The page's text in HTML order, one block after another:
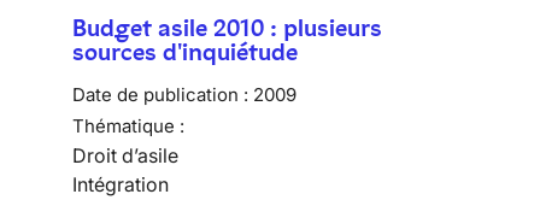
Budget asile 2010 : plusieurs
sources d'inquiétude
Date de publication : 2009
Thématique :
Droit d’asile
Intégration